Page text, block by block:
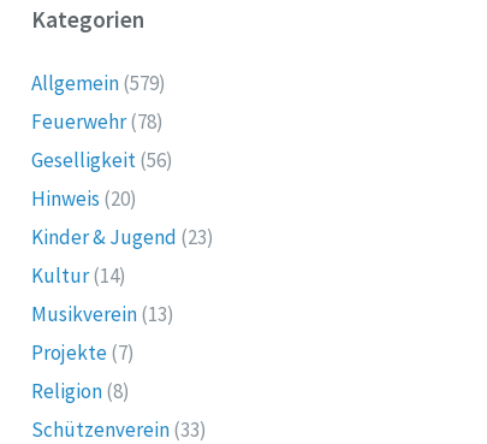
Kategorien
Allgemein(579)
Feuerwehr(78)
Geselligkeit(56)
Hinweis (20)
Kinder & Jugend (23)
Kultur(14)
Musikverein(13)
Projekte(7)
Religion(8)
Schützenverein(33)